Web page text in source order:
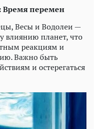
Время перемен
Весы и Водолеи —
влиянию планет, что
реакциям и
Важно быть
и остерегаться